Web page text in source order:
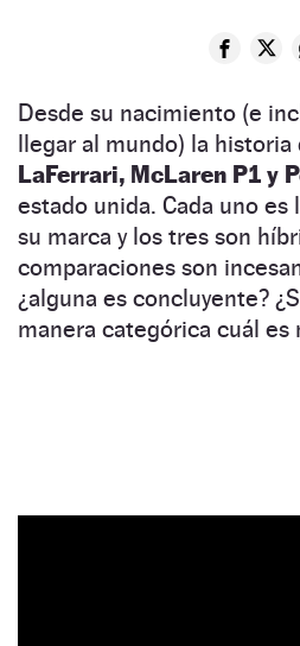
Desde su nacimiento (e
llegar al mundo) la historia
LaFerrari, McLaren P1 y
estado unida. Cada uno es
su marca y los tres son
comparaciones son
¿alguna es concluyente?
manera categórica cuál es